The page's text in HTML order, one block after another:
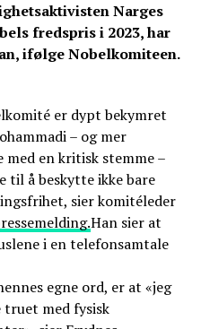
Narges
fredspris i 2023, har
ifølge Nobelkomiteen.
er dypt bekymret
– og mer
en kritisk stemme –
til å beskytte ikke bare
sier komitéleder
Han sier at
i en telefonsamtale
egne ord, er at «jeg
med fysisk